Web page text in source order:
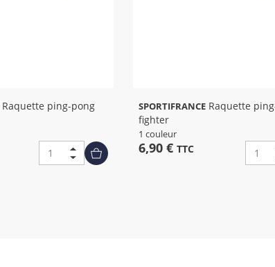
SPORTIFRANCE
fighter
1 couleur
6,90 € TTC